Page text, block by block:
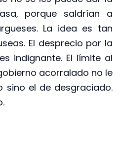
porque saldrían a
La idea es tan
El desprecio por la
indignante. El límite al
acorralado no le
sino el de desgraciado.